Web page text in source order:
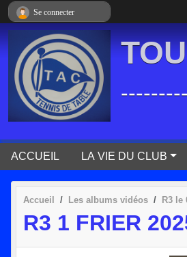
ACCUEIL LA VIE DU CLUB
Accueil Les albums vidéos R3 le
R3 1 FRIER
Se connecter
Panneau de gestion des cookies